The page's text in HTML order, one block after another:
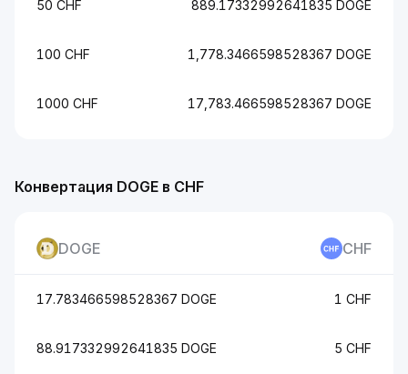
Конвертация DOGE в CHF
DOGE CHF
17.783466598528367 DOGE 1 CHF
88.917332992641835 DOGE 5 CHF
50 CHF 889.17332992641835 DOGE
100 CHF 1,778.3466598528367 DOGE
1000 CHF 17,783.466598528367 DOGE